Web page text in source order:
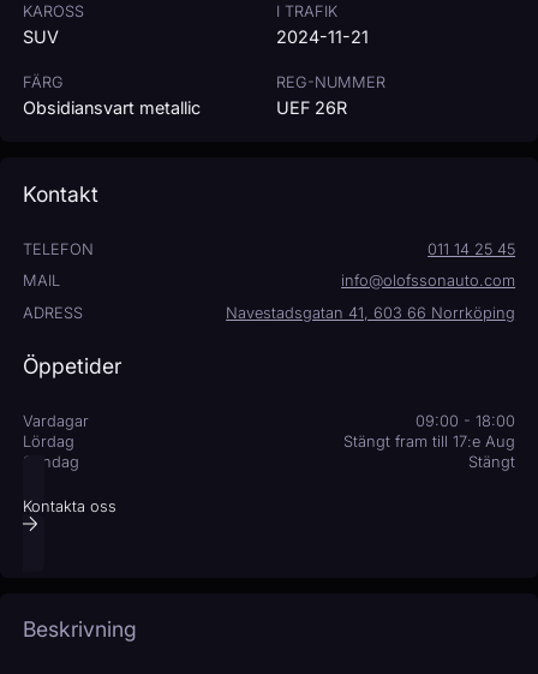
KAROSS
SUV
I TRAFIK
2024-11-21
FÄRG
Obsidiansvart metallic
REG-NUMMER
UEF 26R
Kontakt
TELEFON
011 14 25 45
MAIL
info@olofssonauto.com
ADRESS
Navestadsgatan 41, 603 66 Norrköping
Öppetider
Vardagar
09:00 - 18:00
Lördag
Stängt fram till 17:e Aug
Söndag
Stängt
Kontakta oss
Beskrivning